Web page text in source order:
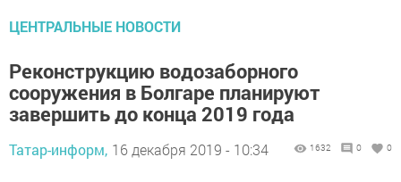
ЦЕНТРАЛЬНЫЕ НОВОСТИ
Реконструкцию водозаборного
сооружения в Болгаре планируют
завершить до конца 2019 года
Татар-информ, 16 декабря 2019 - 10:34 1632 0 0